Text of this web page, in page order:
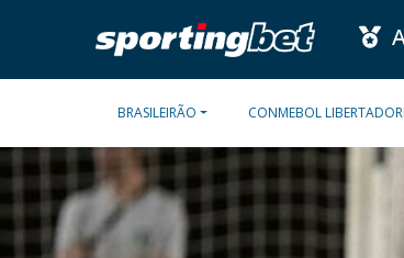
BRASILEIRÃO CONMEBOL